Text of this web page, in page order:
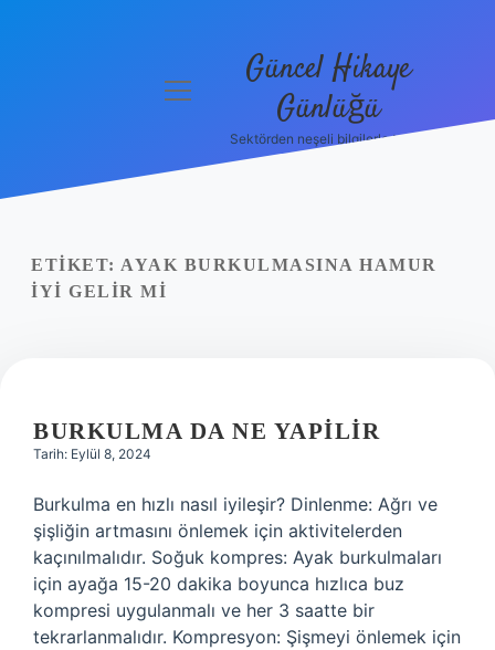
Yasal Uyarı
menüyü
Güncel Hikaye
Günlüğü
Sektörden neşeli bilgilerle tanış!
ETIKET: AYAK BURKULMASINA HAMUR
IYI GELIR MI
BURKULMA DA NE YAPILIR
Tarih: Eylül 8, 2024
Burkulma en hızlı nasıl iyileşir? Dinlenme: Ağrı ve
şişliğin artmasını önlemek için aktivitelerden
kaçınılmalıdır. Soğuk kompres: Ayak burkulmaları
için ayağa 15-20 dakika boyunca hızlıca buz
kompresi uygulanmalı ve her 3 saatte bir
tekrarlanmalıdır. Kompresyon: Şişmeyi önlemek için